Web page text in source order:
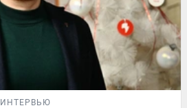
ИНТЕРВЬЮ